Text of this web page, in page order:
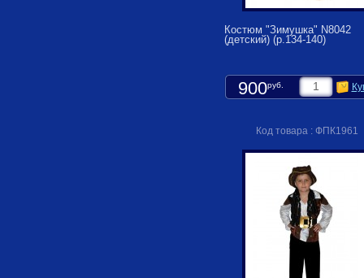
Костюм "Зимушка" N8042
(детский) (р.134-140)
900руб.
Код товара : ФПК1961